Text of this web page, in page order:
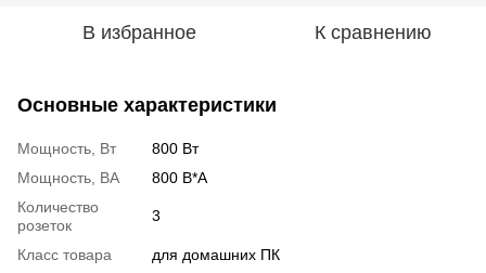
В избранное К сравнению
Основные характеристики
Мощность, Вт
800 Вт
Мощность, ВА
800 В*А
Количество
розеток
3
Класс товара
для домашних ПК